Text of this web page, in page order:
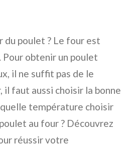
du poulet ? Le four est
obtenir un poulet
il ne suffit pas de le
faut aussi choisir la bonne
température choisir
au four ? Découvrez
réussir votre